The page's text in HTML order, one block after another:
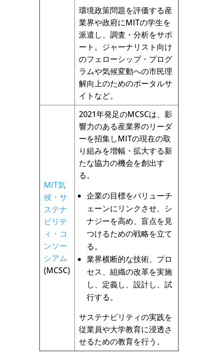
環境政策問題を評価する産
業界や政府にMITの学生を
派遣し、調査・分析をサポ
ート。ジャーナリスト向け
のフェローシップ・プログ
ラムや気候変動への市民理
解向上のためのポータルサ
イトなど。
MIT気
候・サ
ステナ
ビリテ
ィ・コ
ンソー
シアム
(MCSC)
2021年発足のMCSCは、影
響力のある産業界のリーダ
ーを招集しMITの現在の取
り組みを増幅・拡大する新
たな協力の機会を創出す
る。
企業の目標をバリューチ
ェーンにリンクさせ、シ
ナジーを高め、盲点を見
つけるための戦略を立て
る。
業界横断的な技術、プロ
セス、組織の改革を実施
し、定義し、設計し、試
行する。
サステナビリティの実践を
従業員や大学教育に浸透さ
せるための教育を行う。